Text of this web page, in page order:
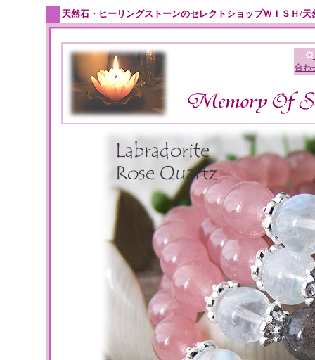
天然石・ヒーリングストーンのセレクトショップＷＩＳＨ/
合わ